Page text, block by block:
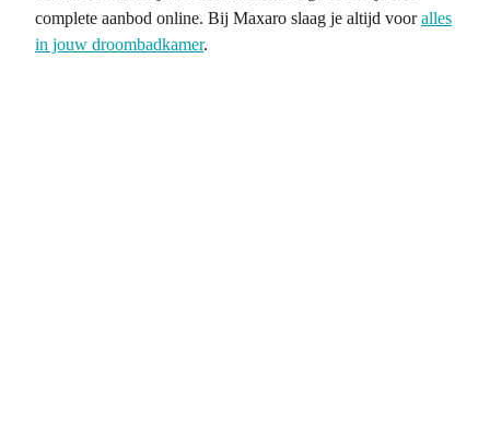
complete aanbod online. Bij Maxaro slaag je altijd vooralles
in jouw droombadkamer.